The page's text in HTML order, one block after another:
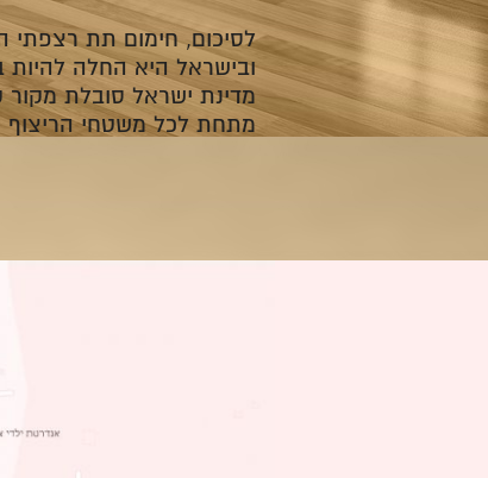
לסיכום, חימום תת רצפתי
ובישראל היא החלה להיות
מדינת ישראל סובלת מקור
מתחת לכל משטחי הריצוף